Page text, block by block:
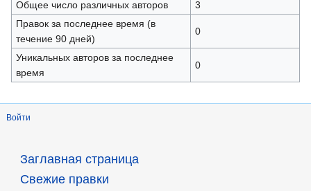
Общее число различных авторов
3
Правок за последнее время (в
течение 90 дней)
0
Уникальных авторов за последнее
время
0
Войти
Заглавная страница
Свежие правки